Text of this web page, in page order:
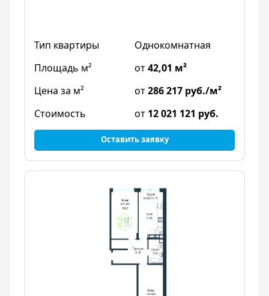
Однокомнатная
от42,01 м²
от286 217 руб./м²
от 12 021 121 руб.
Оставить заявку